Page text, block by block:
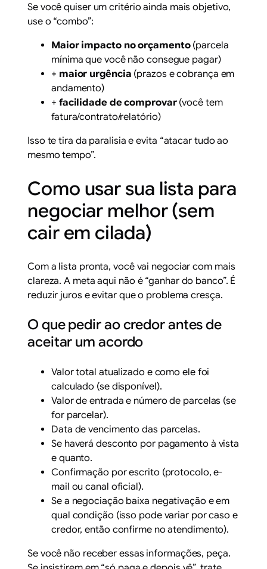
Se você quiser um critério ainda mais objetivo,
use o “combo”:
Maior impacto no orçamento(parcela
mínima que você não consegue pagar)
+ maior urgência (prazos e cobrança em
andamento)
+ facilidade de comprovar(você tem
fatura/contrato/relatório)
Isso te tira da paralisia e evita “atacar tudo ao
mesmo tempo”.
Como usar sua lista para
negociar melhor (sem
cair em cilada)
Com a lista pronta, você vai negociar com mais
clareza. A meta aqui não é “ganhar do banco”. É
reduzir juros e evitar que o problema cresça.
O que pedir ao credor antes de
aceitar um acordo
Valor total atualizado e como ele foi
calculado (se disponível).
Valor de entrada e número de parcelas (se
for parcelar).
Data de vencimento das parcelas.
Se haverá desconto por pagamento à vista
e quanto.
Confirmação por escrito (protocolo, e-
mail ou canal oficial).
Se a negociação baixa negativação e em
qual condição (isso pode variar por caso e
credor, então confirme no atendimento).
Se você não receber essas informações, peça.